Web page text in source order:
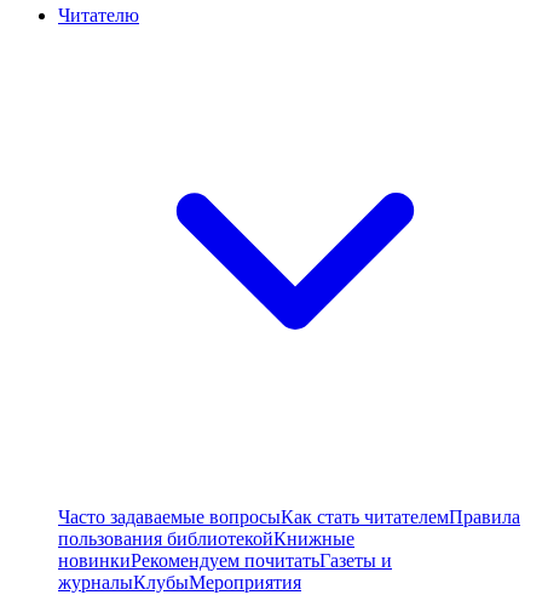
Читателю
Часто задаваемые вопросыКак стать читателемПравила
пользования библиотекойКнижные
новинкиРекомендуем почитатьГазеты и
журналыКлубыМероприятия